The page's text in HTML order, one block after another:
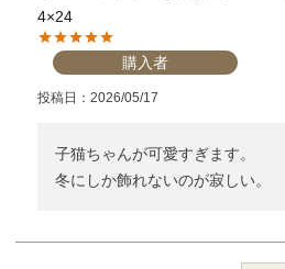
4×24
購入者
投稿日 2026/05/17
子猫ちゃんが可愛すぎます。
冬にしか飾れないのが寂しい。